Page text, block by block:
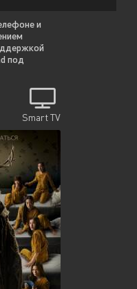
и
под
Smart TV